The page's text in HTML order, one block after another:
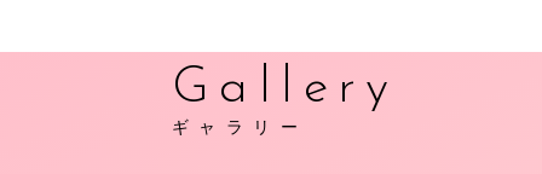
Gallery
ギャラリー